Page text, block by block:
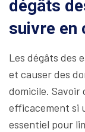
dégâts
suivre en
Les dégâts des
et causer des
domicile.
efficacement si
essentiel pour